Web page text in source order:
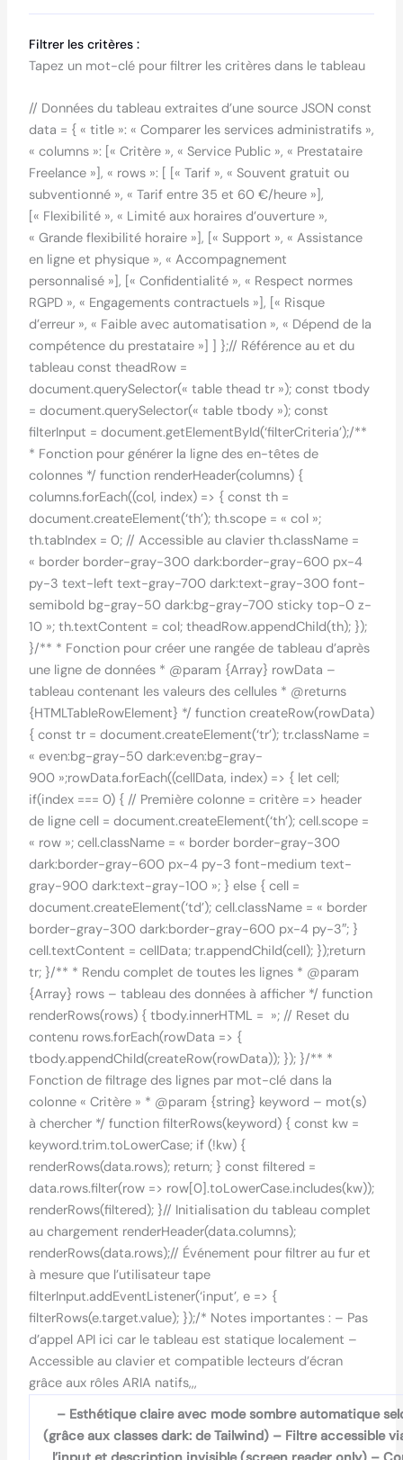
Filtrer les critères :
Tapez un mot-clé pour filtrer les critères dans le tableau
// Données du tableau extraites d’une source JSON const
data = { « title »: « Comparer les services administratifs »,
« columns »: [« Critère », « Service Public », « Prestataire
Freelance »], « rows »: [ [« Tarif », « Souvent gratuit ou
subventionné », « Tarif entre 35 et 60 €/heure »],
[« Flexibilité », « Limité aux horaires d’ouverture »,
« Grande flexibilité horaire »], [« Support », « Assistance
en ligne et physique », « Accompagnement
personnalisé »], [« Confidentialité », « Respect normes
RGPD », « Engagements contractuels »], [« Risque
d’erreur », « Faible avec automatisation », « Dépend de la
compétence du prestataire »] ] };// Référence au et du
tableau const theadRow =
document.querySelector(« table thead tr »); const tbody
= document.querySelector(« table tbody »); const
filterInput = document.getElementById(‘filterCriteria’);/**
* Fonction pour générer la ligne des en-têtes de
colonnes */ function renderHeader(columns) {
columns.forEach((col, index) => { const th =
document.createElement(‘th’); th.scope = « col »;
th.tabIndex = 0; // Accessible au clavier th.className =
« border border-gray-300 dark:border-gray-600 px-4
py-3 text-left text-gray-700 dark:text-gray-300 font-
semibold bg-gray-50 dark:bg-gray-700 sticky top-0 z-
10 »; th.textContent = col; theadRow.appendChild(th); });
}/** * Fonction pour créer une rangée de tableau d’après
une ligne de données * @param {Array} rowData –
tableau contenant les valeurs des cellules * @returns
{HTMLTableRowElement} */ function createRow(rowData)
{ const tr = document.createElement(‘tr’); tr.className =
« even:bg-gray-50 dark:even:bg-gray-
900 »;rowData.forEach((cellData, index) => { let cell;
if(index === 0) { // Première colonne = critère => header
de ligne cell = document.createElement(‘th’); cell.scope =
« row »; cell.className = « border border-gray-300
dark:border-gray-600 px-4 py-3 font-medium text-
gray-900 dark:text-gray-100 »; } else { cell =
document.createElement(‘td’); cell.className = « border
border-gray-300 dark:border-gray-600 px-4 py-3″; }
cell.textContent = cellData; tr.appendChild(cell); });return
tr; }/** * Rendu complet de toutes les lignes * @param
{Array} rows – tableau des données à afficher */ function
renderRows(rows) { tbody.innerHTML = »; // Reset du
contenu rows.forEach(rowData => {
tbody.appendChild(createRow(rowData)); }); }/** *
Fonction de filtrage des lignes par mot-clé dans la
colonne « Critère » * @param {string} keyword – mot(s)
à chercher */ function filterRows(keyword) { const kw =
keyword.trim.toLowerCase; if (!kw) {
renderRows(data.rows); return; } const filtered =
data.rows.filter(row => row[0].toLowerCase.includes(kw));
renderRows(filtered); }// Initialisation du tableau complet
au chargement renderHeader(data.columns);
renderRows(data.rows);// Événement pour filtrer au fur et
à mesure que l’utilisateur tape
filterInput.addEventListener(‘input’, e => {
filterRows(e.target.value); });/* Notes importantes : – Pas
d’appel API ici car le tableau est statique localement –
Accessible au clavier et compatible lecteurs d’écran
grâce aux rôles ARIA natifs,,,
– Esthétique claire avec mode sombre automatique
(grâce aux classes dark: de Tailwind) – Filtre accessible